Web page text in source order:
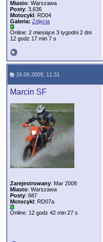
Miasto: Warszawa
Posty: 3,636
Motocykl: RD04
Galeria: Zdjęcia
Online: 2 miesiące 3 tygodni 2 dni
12 godz 17 min 7 s
16.06.2009, 11:31
Marcin SF
Zarejestrowany: Mar 2008
Miasto: Warszawa
Posty: 687
Motocykl: RD07a
Online: 12 godz 42 min 27 s